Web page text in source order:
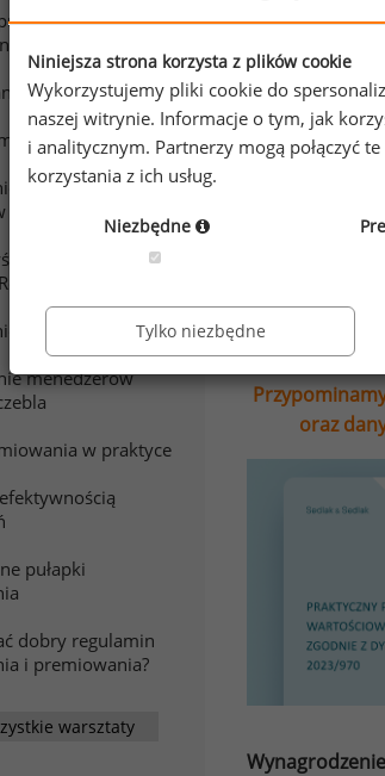
pracy
stanowisk pracy
do wynagradzania
z pracy. Polski
do wynagradzania
menedżerów
w praktyce
pułapki
dobry regulamin
i premiowania?
warsztaty
Zapisz się do
oraz
Niniejsza strona korzysta z plików cookie
Wykorzystujemy pliki cookie do
naszej witrynie. Informacje o tym, jak
i analitycznym. Partnerzy mogą połączyć
korzystania z ich usług.
Niezbędne
Tylko niezbędne